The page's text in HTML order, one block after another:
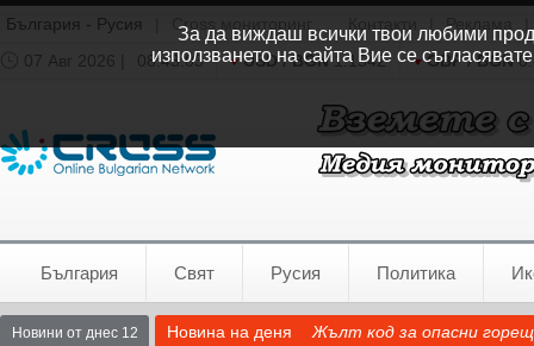
България - Русия Cross мониторинг Реклама
07 Авг 2026 |
08:43:03 USD / BGN1.1542 GBP / BGN
България Свят Русия Политика
Новини от днес 12 Новина на деня Жълт код за опасни
За да виждаш всички твои любими
използването на сайта Вие се